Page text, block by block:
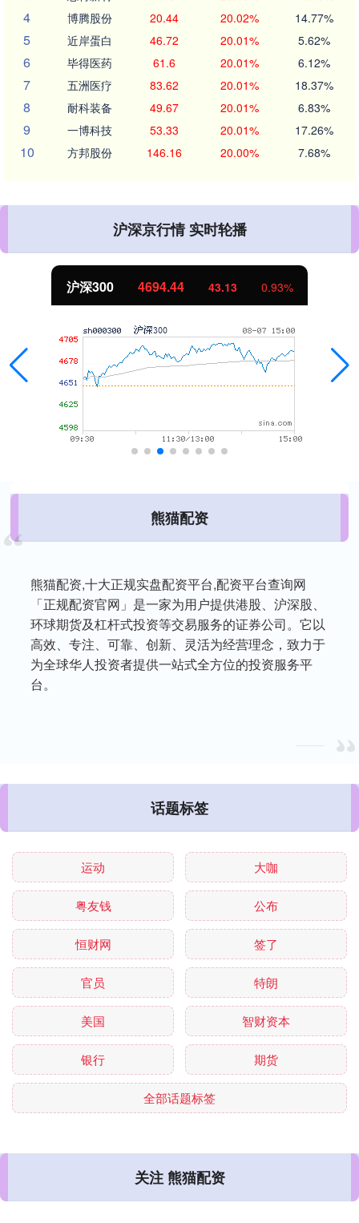
4 博腾股份 20.44 20.02% 14.77%
5 近岸蛋白 46.72 20.01% 5.62%
6 毕得医药 61.6 20.01% 6.12%
7 五洲医疗 83.62 20.01% 18.37%
8 耐科装备 49.67 20.01% 6.83%
9 一博科技 53.33 20.01% 17.26%
10 方邦股份 146.16 20.00% 7.68%
沪深京行情 实时轮播
沪深300 4694.44 43.13 0.93%
熊猫配资
熊猫配资,十大正规实盘配资平台,配资平台查询网
「正规配资官网」是一家为用户提供港股、沪深股、
环球期货及杠杆式投资等交易服务的证券公司。它以
高效、专注、可靠、创新、灵活为经营理念，致力于
为全球华人投资者提供一站式全方位的投资服务平
台。
话题标签
运动 大咖
粤友钱 公布
恒财网 签了
官员 特朗
美国 智财资本
银行 期货
全部话题标签
关注 熊猫配资